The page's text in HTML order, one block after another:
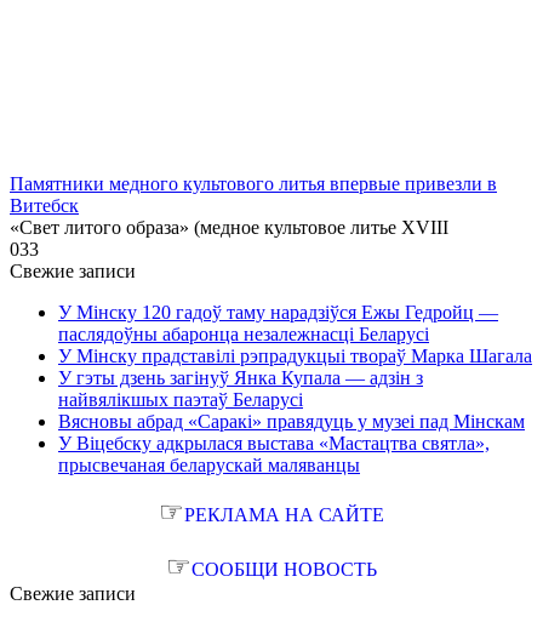
Памятники медного культового литья впервые привезли в
Витебск
«Свет литого образа» (медное культовое литье XVIII
033
Свежие записи
У Мінску 120 гадоў таму нарадзіўся Ежы Гедройц —
паслядоўны абаронца незалежнасці Беларусі
У Мінску прадставілі рэпрадукцыі твораў Марка Шагала
У гэты дзень загінуў Янка Купала — адзін з
найвялікшых паэтаў Беларусі
Вясновы абрад «Саракі» правядуць у музеі пад Мінскам
У Віцебску адкрылася выстава «Мастацтва святла»,
прысвечаная беларускай маляванцы
☞РЕКЛАМА НА САЙТЕ
☞СООБЩИ НОВОСТЬ
Свежие записи